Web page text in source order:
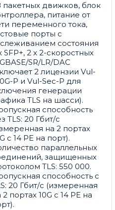
пакетных движков, блок
питание от
переменного тока,
порты с
состояния
SFP+, 2 x 2-скоростных
SR/LR/DAC
2 лицензии Vul-
P и Vul-Sec-P для
генерации
TLS на шасси).
способность
TLS: 20 Гбит/с
на 2 портах
с 14 PE на порт).
параллельных
защищенных
TLS: 550 000.
способность с
20 Гбит/с (измеренная
2 портах 10G с 14 PE на